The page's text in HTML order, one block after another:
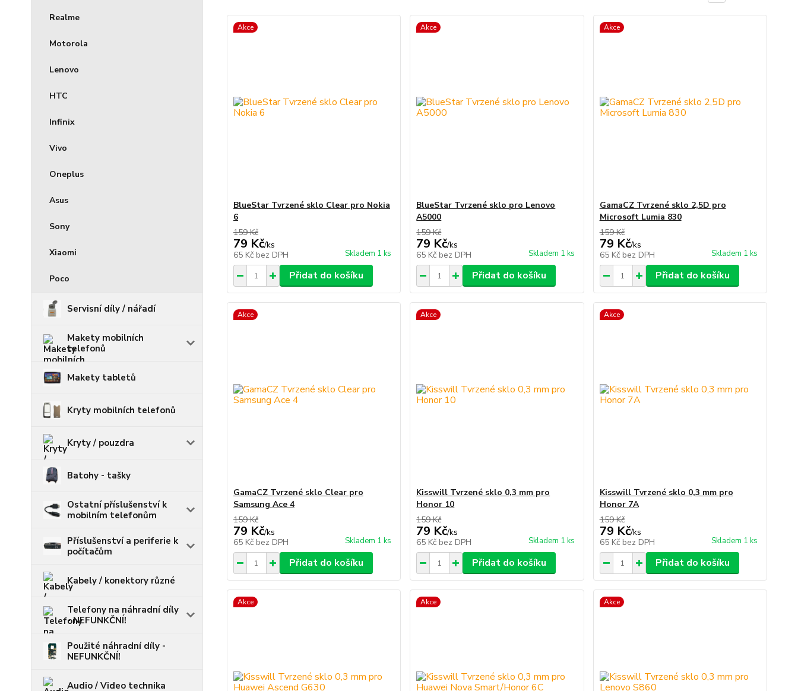
Realme
Motorola
Lenovo
HTC
Infinix
Vivo
Oneplus
Asus
Sony
Xiaomi
Poco
Servisní díly / nářadí
Makety mobilních
telefonů
Makety tabletů
Kryty mobilních telefonů
Kryty / pouzdra
Batohy - tašky
Ostatní příslušenství k
mobilním telefonům
Příslušenství a periferie k
počítačům
Kabely / konektory různé
Telefony na náhradní díly
- NEFUNKČNÍ!
Použité náhradní díly -
NEFUNKČNÍ!
Audio / Video technika
Akce
BlueStar Tvrzené sklo Clear pro Nokia
6
159 Kč
79 Kč/ks
65 Kč bez DPH Skladem 1 ks
Přidat do košíku
Akce
BlueStar Tvrzené sklo pro Lenovo
A5000
159 Kč
79 Kč/ks
65 Kč bez DPH Skladem 1 ks
Přidat do košíku
Akce
GamaCZ Tvrzené sklo 2,5D pro
Microsoft Lumia 830
159 Kč
79 Kč/ks
65 Kč bez DPH Skladem 1 ks
Přidat do košíku
Akce
GamaCZ Tvrzené sklo Clear pro
Samsung Ace 4
159 Kč
79 Kč/ks
65 Kč bez DPH Skladem 1 ks
Přidat do košíku
Akce
Kisswill Tvrzené sklo 0,3 mm pro
Honor 10
159 Kč
79 Kč/ks
65 Kč bez DPH Skladem 1 ks
Přidat do košíku
Akce
Kisswill Tvrzené sklo 0,3 mm pro
Honor 7A
159 Kč
79 Kč/ks
65 Kč bez DPH Skladem 1 ks
Přidat do košíku
Akce Akce Akce